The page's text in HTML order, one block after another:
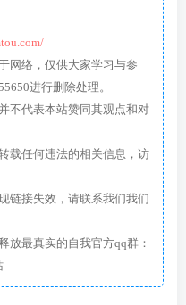
网络，仅供大家学习与参
进行删除处理。
不代表本站赞同其观点和对
载任何违法的相关信息，访
链接失效，请联系我们我们
放最真实的自我官方qq群：